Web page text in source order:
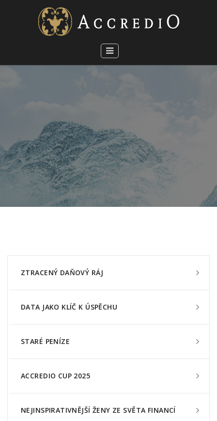
ZTRACENÝ DAŇOVÝ RÁJ
DATA JAKO KLÍČ K ÚSPĚCHU
STARÉ PENÍZE
ACCREDIO CUP 2025
NEJINSPIRATIVNĚJŠÍ ŽENY ZE SVĚTA FINANCÍ